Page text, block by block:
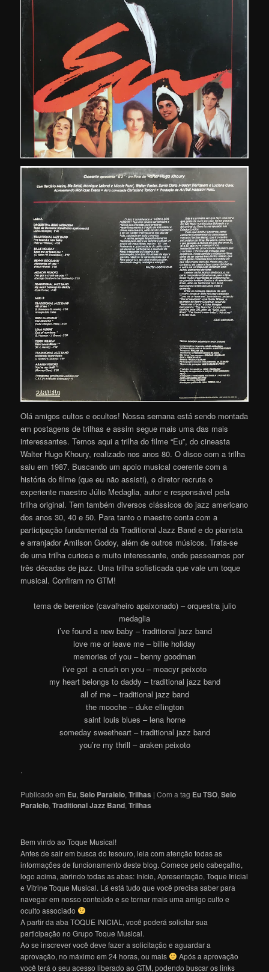
Olá amigos cultos e ocultos! Nossa semana está sendo montada
em postagens de trilhas e assim segue mais uma das mais
interessantes. Temos aqui a trilha do filme “Eu”, do cineasta
Walter Hugo Khoury, realizado nos anos 80. O disco com a trilha
saiu em 1987. Buscando um apoio musical coerente com a
história do filme (que eu não assisti), o diretor recruta o
experiente maestro Júlio Medaglia, autor e responsável pela
trilha original. Tem também diversos clássicos do jazz americano
dos anos 30, 40 e 50. Para tanto o maestro conta com a
participação fundamental da Traditional Jazz Band e do pianista
e arranjador Amilson Godoy, além de outros músicos. Trata-se
de uma trilha curiosa e muito interessante, onde passeamos por
três décadas de jazz. Uma trilha sofisticada que vale um toque
musical. Confiram no GTM!
tema de berenice (cavalheiro apaixonado) – orquestra julio
medaglia
i’ve found a new baby – traditional jazz band
love me or leave me – billie holiday
memories of you – benny goodman
i’ve got a crush on you – moacyr peixoto
my heart belongs to daddy – traditional jazz band
all of me – traditional jazz band
the mooche – duke ellington
saint louis blues – lena horne
someday sweetheart – traditional jazz band
you’re my thrill – araken peixoto
.
Publicado em Eu,Selo Paralelo,Trilhas |Com a tag Eu TSO,Selo
Paralelo,Traditional Jazz Band,Trilhas
Bem vindo ao Toque Musical!
Antes de sair em busca do tesouro, leia com atenção todas as
informações de funcionamento deste blog. Comece pelo cabeçalho,
logo acima, abrindo todas as abas: Início, Apresentação, Toque Inicial
e Vitrine Toque Musical. Lá está tudo que você precisa saber para
navegar em nosso conteúdo e se tornar mais uma amigo culto e
oculto associado
A partir da aba TOQUE INICIAL, você poderá solicitar sua
participação no Grupo Toque Musical.
Ao se inscrever você deve fazer a solicitação e aguardar a
aprovação, no máximo em 24 horas, ou mais
Após a aprovação
você terá o seu acesso liberado ao GTM, podendo buscar os links